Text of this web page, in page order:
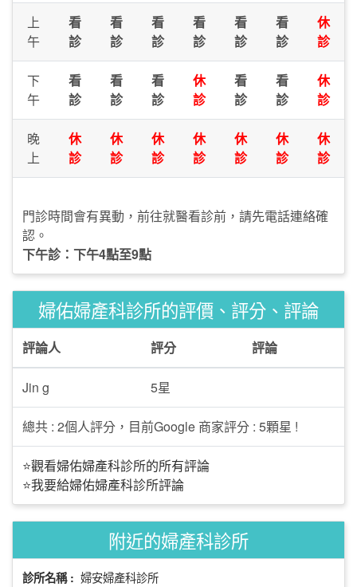
上
午
看
診
看
診
看
診
看
診
看
診
看
診
休
診
下
午
看
診
看
診
看
診
休
診
看
診
看
診
休
診
晚
上
休
診
休
診
休
診
休
診
休
診
休
診
休
診
門診時間會有異動，前往就醫看診前，請先電話連絡確
認。
下午診：下午4點至9點
婦佑婦產科診所的評價、評分、評論
評論人 評分 評論
Jin g 5星
總共 : 2個人評分，目前Google 商家評分 : 5顆星 !
⭐觀看婦佑婦產科診所的所有評論
⭐我要給婦佑婦產科診所評論
附近的婦產科診所
診所名稱 : 婦安婦產科診所